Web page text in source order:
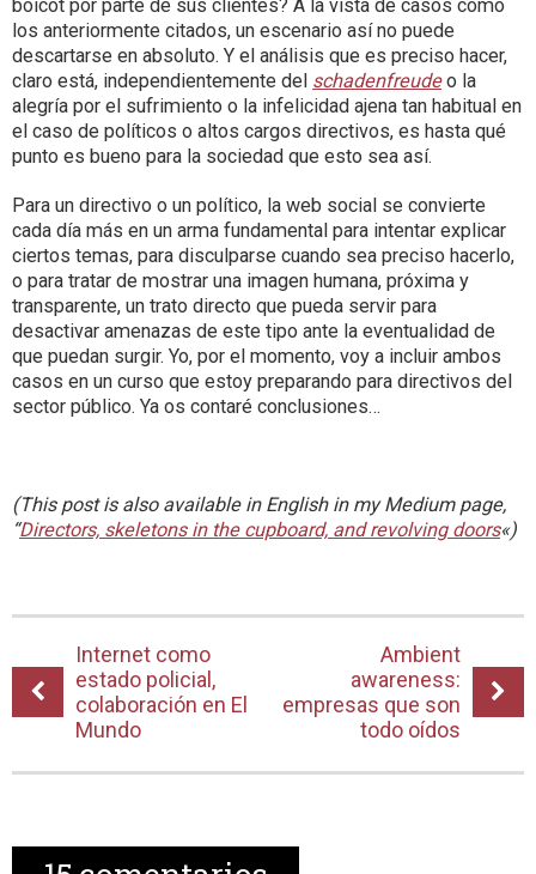
boicot por parte de sus clientes? A la vista de casos como
los anteriormente citados, un escenario así no puede
descartarse en absoluto. Y el análisis que es preciso hacer,
claro está, independientemente del schadenfreudeo la
alegría por el sufrimiento o la infelicidad ajena tan habitual en
el caso de políticos o altos cargos directivos, es hasta qué
punto es bueno para la sociedad que esto sea así.
Para un directivo o un político, la web social se convierte
cada día más en un arma fundamental para intentar explicar
ciertos temas, para disculparse cuando sea preciso hacerlo,
o para tratar de mostrar una imagen humana, próxima y
transparente, un trato directo que pueda servir para
desactivar amenazas de este tipo ante la eventualidad de
que puedan surgir. Yo, por el momento, voy a incluir ambos
casos en un curso que estoy preparando para directivos del
sector público. Ya os contaré conclusiones…
(This post is also available in English in my Medium page,
“Directors, skeletons in the cupboard, and revolving doors«)
Internet como
estado policial,
colaboración en El
Mundo
Ambient
awareness:
empresas que son
todo oídos